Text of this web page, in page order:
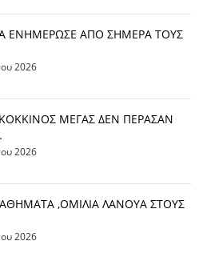
ΕΝΗΜΕΡΩΣΕ ΑΠΟ ΣΗΜΕΡΑ ΤΟΥΣ
2026
ΜΕΓΑΣ ΔΕΝ ΠΕΡΑΣΑΝ
2026
,ΟΜΙΛΙΑ ΛΑΝΟΥΑ ΣΤΟΥΣ
2026